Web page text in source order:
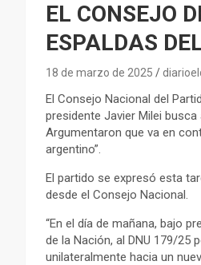
EL CONSEJO
ESPALDAS
18 de marzo de 2025
El Consejo Nacional del
presidente Javier Milei
Argumentaron que va en
argentino”.
El partido se expresó esta
desde el Consejo Nacional.
“En el día de mañana, bajo
de la Nación, al DNU 179/25
unilateralmente hacia un